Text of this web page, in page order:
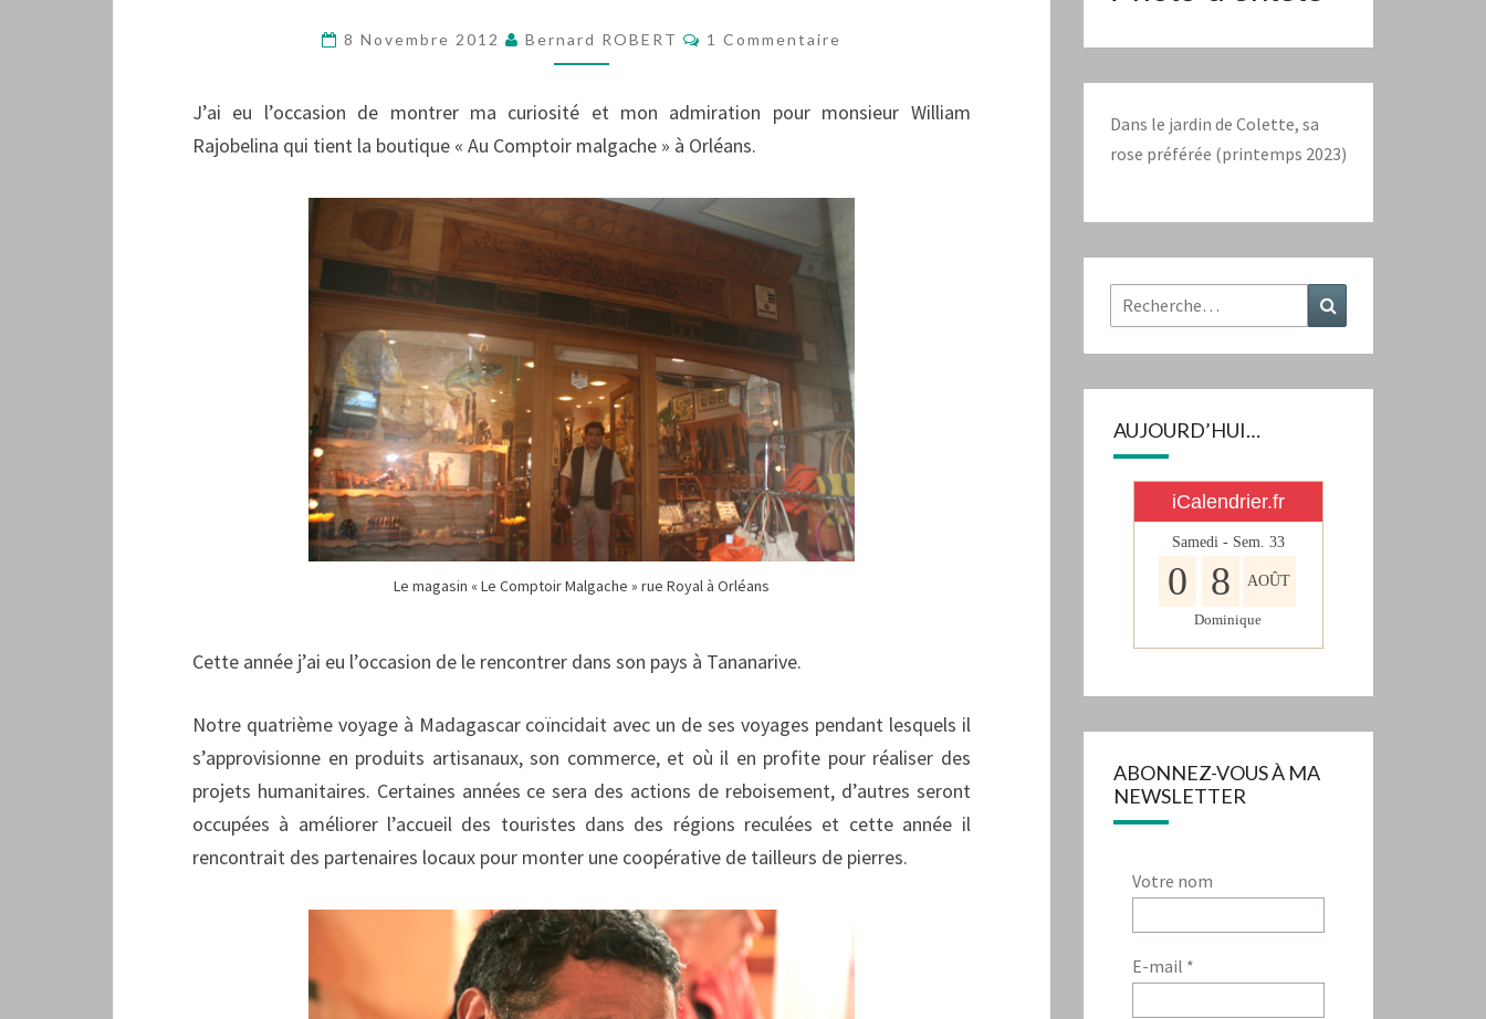
8 Novembre 2012 Bernard ROBERT Commentaires
1 Commentaire
J’ai eu l’occasion de montrer ma curiosité et mon admiration pour monsieur William
Rajobelina qui tient la boutique « Au Comptoir malgache » à Orléans.
Le magasin « Le Comptoir Malgache » rue Royal à Orléans
Cette année j’ai eu l’occasion de le rencontrer dans son pays à Tananarive.
Notre quatrième voyage à Madagascar coïncidait avec un de ses voyages pendant lesquels il
s’approvisionne en produits artisanaux, son commerce, et où il en profite pour réaliser des
projets humanitaires. Certaines années ce sera des actions de reboisement, d’autres seront
occupées à améliorer l’accueil des touristes dans des régions reculées et cette année il
rencontrait des partenaires locaux pour monter une coopérative de tailleurs de pierres.
Dans le jardin de Colette, sa
rose préférée (printemps 2023)
Rechercher :
AUJOURD’HUI…
iCalendrier.fr
Samedi - Sem. 33
0 8 AOÛT
Dominique
ABONNEZ-VOUS À MA
NEWSLETTER
Votre nom
E-mail *